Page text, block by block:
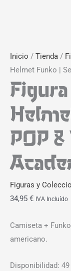
Inicio / Tienda /
Helmet Funko |
POP
Figuras y
34,95 € IVA Incluído
Camiseta +
americano.
Disponibilidad: